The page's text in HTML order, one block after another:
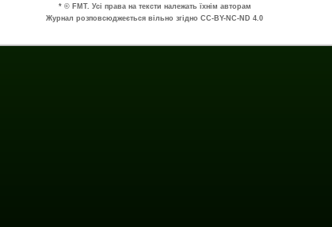
* © FMT. Усі права на тексти належать їхнім авторам
Журнал розповсюджеється вільно згідно CC-BY-NC-ND 4.0